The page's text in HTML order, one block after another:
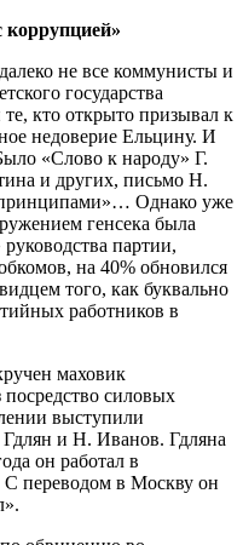
коррупцией»
не все коммунисты и
государства
кто открыто призывал к
недоверие Ельцину. И
«Слово к народу» Г.
и других, письмо Н.
принципами»… Однако уже
генсека была
партии,
на 40% обновился
того, как буквально
работников в
маховик
силовых
выступили
и Н. Иванов. Гдляна
он работал в
С переводом в Москву он